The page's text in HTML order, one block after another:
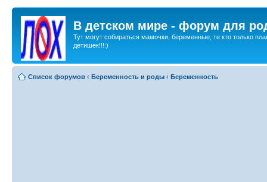
В детском мире - форум для
Тут могут собираться мамочки, беременные, те кто только
детишек!!!:)
Список форумов ‹ Беременность и роды ‹ Беременность